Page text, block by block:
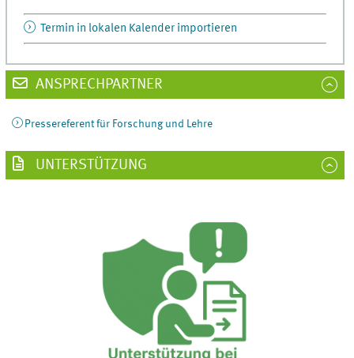
Termin in lokalen Kalender importieren
ANSPRECHPARTNER
Pressereferent für Forschung und Lehre
UNTERSTÜTZUNG